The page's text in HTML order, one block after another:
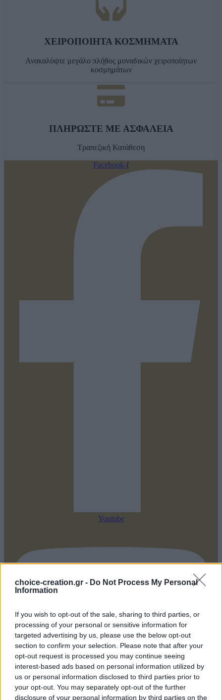
choice-creation.gr - Do Not Process My Personal
Information
If you wish to opt-out of the sale, sharing to third parties, or
processing of your personal or sensitive information for
targeted advertising by us, please use the below opt-out
section to confirm your selection. Please note that after your
opt-out request is processed you may continue seeing
interest-based ads based on personal information utilized by
us or personal information disclosed to third parties prior to
your opt-out. You may separately opt-out of the further
disclosure of your personal information by third parties on the
ΧΕΙΡΟΠΟΙΗΤΑ ΚΟΣΜΗΜΑΤΑ
Ανακαλύψτε μεγάλο πλήθος μοναδικών χειροποίητων
κοσμημάτων
ΠΛΗΡΩΣΤΕ ΜΕ ΑΣΦΑΛΕΙΑ
Τραπεζική Κατάθεση
Facebook-f
Youtube